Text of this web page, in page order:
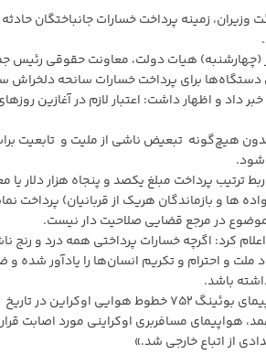
زمینه پرداخت خسارات جانباختگان حادثه
(چهارشنبه) هیات دولت، معاونت حقوقی رئیس
دستگاه‌ها برای پرداخت خسارات سانحه دلخراش
داد و اظهار داشت: اعتبار لازم در آغازین
هیچ‌گونه تبعیض ناشی از ملیت و تابعیت
شود.
پرداخت مبلغ یکصد و پنجاه هزار دلار یا
ها و بازماندگان هریک از قربانیان) پرداخت
در مرجع قضایی صلاحیت دار نیست.
کرد: اگرچه خسارات پرداختی همه درد و رنج
ملت و احترام و تکریم انسان‌ها را یادآور شده و
باشد.
صبح روز بیست و یکم دی ماه ۱۳۹۸ ستاد کل نیروهای مسلح در خصوص سقوط هواپیمای بوئینگ ۷۵۲ خطوط هوایی اوکراین در تاریخ
هواپیمای مسافربری اوکراینی مورد اصابت قرار
از اتباع خارجی شد.»